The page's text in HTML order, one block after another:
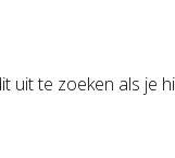
uit te zoeken als je